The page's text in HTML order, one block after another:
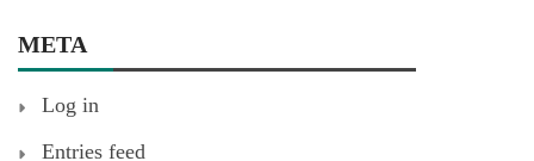
META
Log in
Entries feed